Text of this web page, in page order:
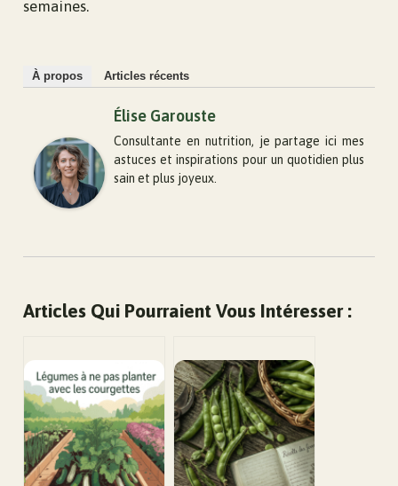
semaines.
À propos Articles récents
Élise Garouste
Consultante en nutrition, je partage ici mes
astuces et inspirations pour un quotidien plus
sain et plus joyeux.
Articles Qui Pourraient Vous Intéresser :